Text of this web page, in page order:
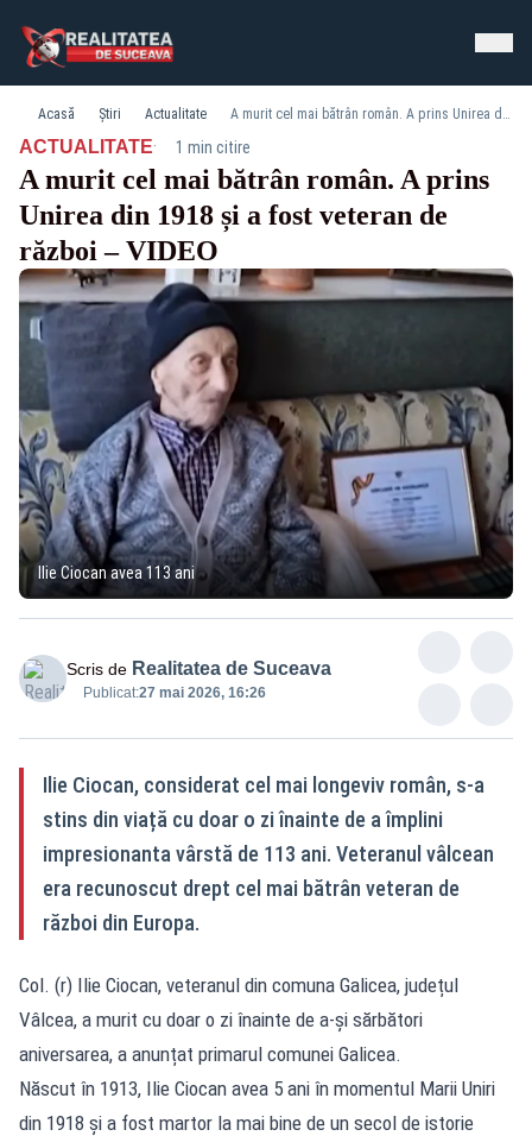
Acasă Știri Actualitate A murit cel mai bătrân român. A prins Unirea din 1918 și a fost veteran de război – VIDEO
ACTUALITATE· 1 min citire
A murit cel mai bătrân român. A prins
Unirea din 1918 și a fost veteran de
război – VIDEO
Ilie Ciocan avea 113 ani
Scris de Realitatea de Suceava
Publicat:27 mai 2026, 16:26
Ilie Ciocan, considerat cel mai longeviv român, s-a
stins din viață cu doar o zi înainte de a împlini
impresionanta vârstă de 113 ani. Veteranul vâlcean
era recunoscut drept cel mai bătrân veteran de
război din Europa.
Col. (r) Ilie Ciocan, veteranul din comuna Galicea, județul
Vâlcea, a murit cu doar o zi înainte de a-și sărbători
aniversarea, a anunțat primarul comunei Galicea.
Născut în 1913, Ilie Ciocan avea 5 ani în momentul Marii Uniri
din 1918 și a fost martor la mai bine de un secol de istorie